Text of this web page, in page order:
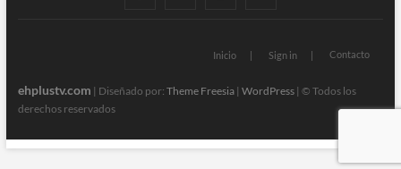
Inicio Sign in Contacto
ehplustv.com | Diseñado por: Theme Freesia| WordPress| © Todos los
derechos reservados